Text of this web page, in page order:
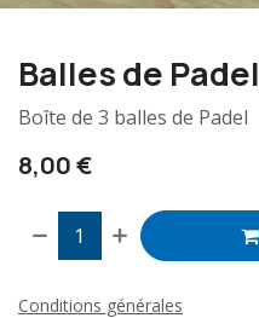
Balles de Padel
Boîte de 3 balles de Padel
8,00€
Conditions générales